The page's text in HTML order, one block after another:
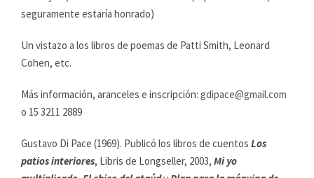
seguramente estaría honrado)
Un vistazo a los libros de poemas de Patti Smith, Leonard
Cohen, etc.
Más información, aranceles e inscripción: gdipace@gmail.com
o 15 3211 2889
Gustavo Di Pace (1969). Publicó los libros de cuentos Los
patios interiores, Libris de Longseller, 2003, Mi yo